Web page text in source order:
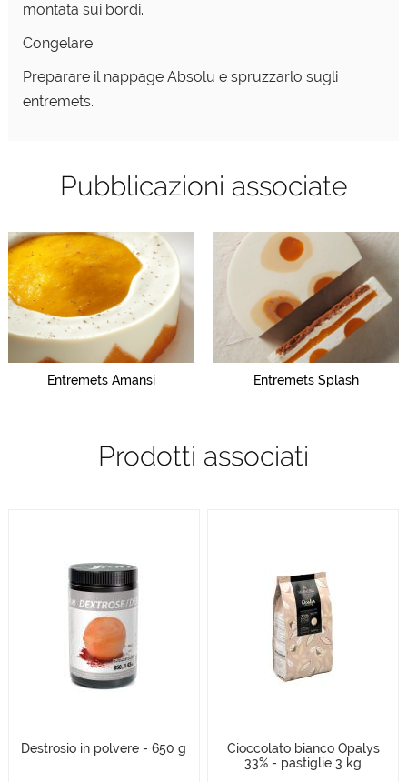
montata sui bordi.
Congelare.
Preparare il nappage Absolu e spruzzarlo sugli
entremets.
Pubblicazioni associate
Entremets Amansi Entremets Splash
Prodotti associati
Destrosio in polvere - 650 g
Cioccolato bianco Opalys
33% - pastiglie 3 kg